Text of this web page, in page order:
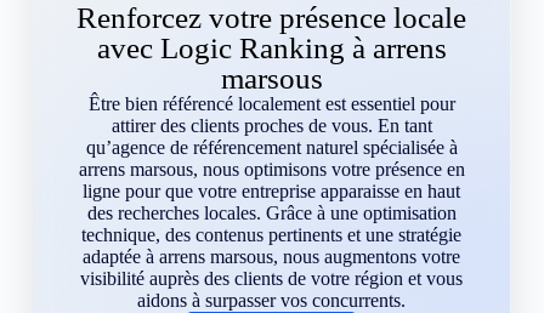
Renforcez votre présence locale
avec Logic Ranking à arrens
marsous
Être bien référencé localement est essentiel pour
attirer des clients proches de vous. En tant
qu’agence de référencement naturel spécialisée à
arrens marsous, nous optimisons votre présence en
ligne pour que votre entreprise apparaisse en haut
des recherches locales. Grâce à une optimisation
technique, des contenus pertinents et une stratégie
adaptée à arrens marsous, nous augmentons votre
visibilité auprès des clients de votre région et vous
aidons à surpasser vos concurrents.